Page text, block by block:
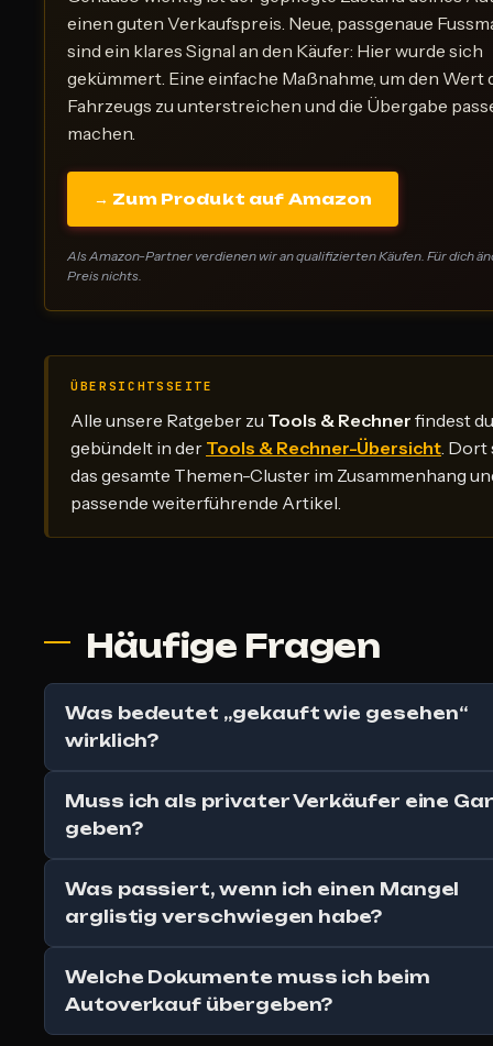
einen guten Verkaufspreis. Neue, passgenaue
sind ein klares Signal an den Käufer: Hier wurde sich
gekümmert. Eine einfache Maßnahme, um den Wert
Fahrzeugs zu unterstreichen und die Übergabe
machen.
→ Zum Produkt auf Amazon
Als Amazon-Partner verdienen wir an qualifizierten Käufen. Für dich
Preis nichts.
ÜBERSICHTSSEITE
Alle unsere Ratgeber zu Tools & Rechner findest du
gebündelt in der Tools & Rechner-Übersicht .
das gesamte Themen-Cluster im Zusammenhang
passende weiterführende Artikel.
Häufige Fragen
Was bedeutet „gekauft wie gesehen“
wirklich?
Muss ich als privater Verkäufer eine
geben?
Was passiert, wenn ich einen Mangel
arglistig verschwiegen habe?
Welche Dokumente muss ich beim
Autoverkauf übergeben?